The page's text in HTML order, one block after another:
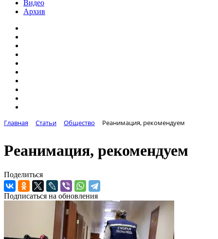
Видео
Архив
Главная Статьи Общество Реанимация, рекомендуем
Реанимация, рекомендуем
Поделиться
Подписаться на обновления